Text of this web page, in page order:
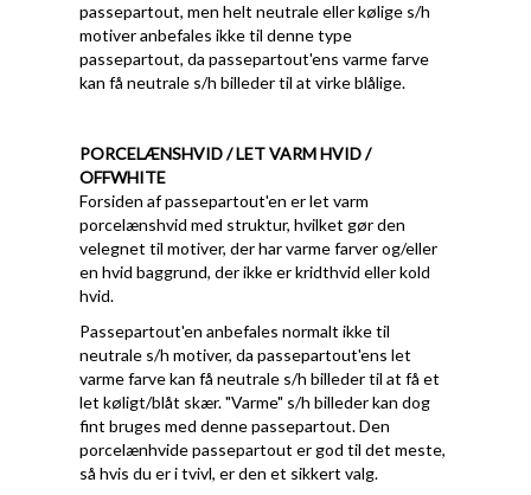
passepartout, men helt neutrale eller kølige s/h
motiver anbefales ikke til denne type
passepartout, da passepartout'ens varme farve
kan få neutrale s/h billeder til at virke blålige.
PORCELÆNSHVID / LET VARM HVID /
OFFWHITE
Forsiden af passepartout'en er let varm
porcelænshvid med struktur, hvilket gør den
velegnet til motiver, der har varme farver og/eller
en hvid baggrund, der ikke er kridthvid eller kold
hvid.
Passepartout'en anbefales normalt ikke til
neutrale s/h motiver, da passepartout'ens let
varme farve kan få neutrale s/h billeder til at få et
let køligt/blåt skær. "Varme" s/h billeder kan dog
fint bruges med denne passepartout. Den
porcelænhvide passepartout er god til det meste,
så hvis du er i tvivl, er den et sikkert valg.